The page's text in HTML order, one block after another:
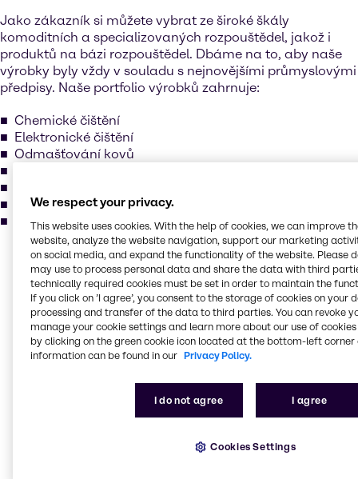
Jako zákazník si můžete vybrat ze široké škály
komoditních a specializovaných rozpouštědel, jakož i
produktů na bázi rozpouštědel. Dbáme na to, aby naše
výrobky byly vždy v souladu s nejnovějšími průmyslovými
předpisy. Naše portfolio výrobků zahrnuje:
Chemické čištění
Elektronické čištění
Odmašťování kovů
Trichlormethylen
a další...
Naše služby pro vaše
odvětví
Mezi naše hlavní činnosti patří nákup, skladování,
balení, zpracování a prodej základních průmyslových
ingrediencí. Naše výrobní závody splňují nejvyšší
standardy v oblasti kvality, životního prostředí a
bezpečnosti. Společnost Brenntag je držitelem
různých certifikátů: ISO 9001, ISO 14001, ISO 22000,
FSSC 22000 a GMP+ pro krmiva a pracujeme v
We respect your privacy.
This website uses cookies. With the help of cookies, we can improve
website, analyze the website navigation, support our marketing
on social media, and expand the functionality of the website. Please
may use to process personal data and share the data with third
technically required cookies must be set in order to maintain the
If you click on ’I agree’, you consent to the storage of cookies on your
processing and transfer of the data to third parties. You can revoke
manage your cookie settings and learn more about our use of cookies
by clicking on the green cookie icon located at the bottom-left corner
information can be found in our Privacy Policy.
I do not agree I agree
Cookies Settings